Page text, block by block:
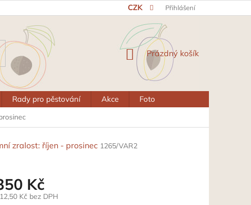
CZK Přihlášení
NÁKUPNÍ
KOŠÍK
Prázdný košík
Rady pro pěstování Akce Foto
zralost: říjen - prosinec 1265/VAR2
Kč
Kč bez DPH